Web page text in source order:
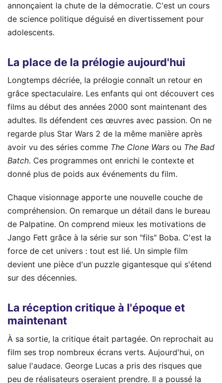
annonçaient la chute de la démocratie. C'est un cours
de science politique déguisé en divertissement pour
adolescents.
La place de la prélogie aujourd'hui
Longtemps décriée, la prélogie connaît un retour en
grâce spectaculaire. Les enfants qui ont découvert ces
films au début des années 2000 sont maintenant des
adultes. Ils défendent ces œuvres avec passion. On ne
regarde plus Star Wars 2 de la même manière après
avoir vu des séries comme The Clone Wars ou The Bad
Batch. Ces programmes ont enrichi le contexte et
donné plus de poids aux événements du film.
Chaque visionnage apporte une nouvelle couche de
compréhension. On remarque un détail dans le bureau
de Palpatine. On comprend mieux les motivations de
Jango Fett grâce à la série sur son "fils" Boba. C'est la
force de cet univers : tout est lié. Un simple film
devient une pièce d'un puzzle gigantesque qui s'étend
sur des décennies.
La réception critique à l'époque et
maintenant
À sa sortie, la critique était partagée. On reprochait au
film ses trop nombreux écrans verts. Aujourd'hui, on
salue l'audace. George Lucas a pris des risques que
peu de réalisateurs oseraient prendre. Il a poussé la